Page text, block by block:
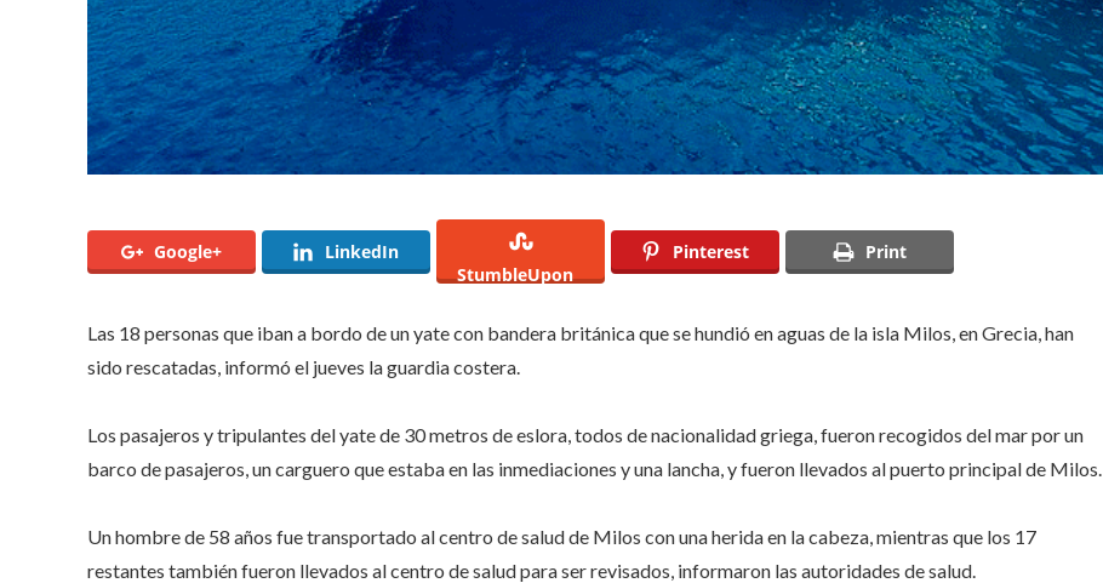
Google+
LinkedIn
StumbleUpon
Pinterest Print
Las 18 personas que iban a bordo de un yate con bandera británica que se hundió en aguas de la isla Milos, en Grecia, han
sido rescatadas, informó el jueves la guardia costera.
Los pasajeros y tripulantes del yate de 30 metros de eslora, todos de nacionalidad griega, fueron recogidos del mar por un
barco de pasajeros, un carguero que estaba en las inmediaciones y una lancha, y fueron llevados al puerto principal de Milos.
Un hombre de 58 años fue transportado al centro de salud de Milos con una herida en la cabeza, mientras que los 17
restantes también fueron llevados al centro de salud para ser revisados, informaron las autoridades de salud.